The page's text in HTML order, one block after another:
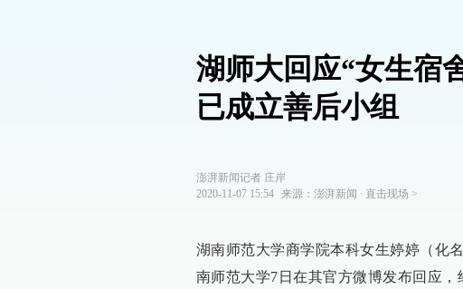
湖师大回应“女生宿
已成立善后小组
澎湃新闻记者 庄岸
2020-11-07 15:54
来源： 澎湃新闻 ∙ 直击现场 >
湖南师范大学商学院本科女生婷婷（化
南师范大学7日在其官方微博发布回应